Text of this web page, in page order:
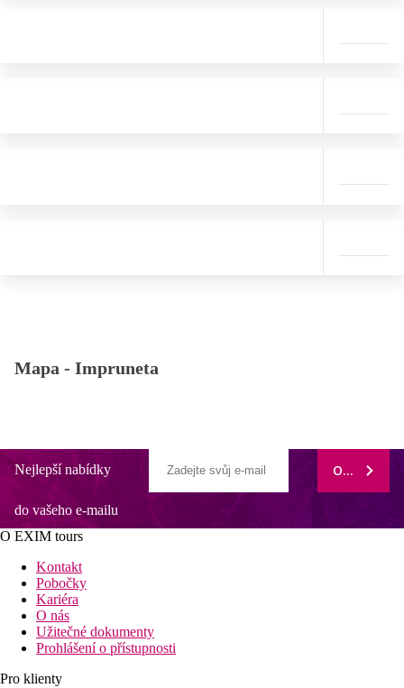
Mapa - Impruneta
Nejlepší nabídky
do vašeho e-mailu
ODEBÍRAT
O EXIM tours
Kontakt
Pobočky
Kariéra
O nás
Užitečné dokumenty
Prohlášení o přístupnosti
Pro klienty